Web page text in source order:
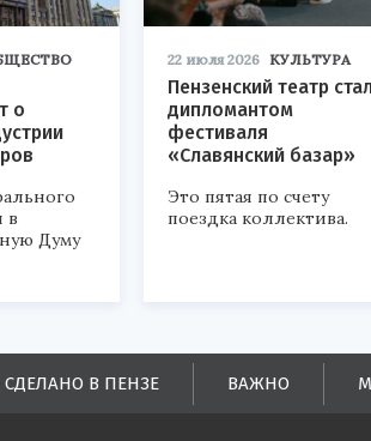
о
в
Думу
22 июля 2026 КУЛЬТУРА
Пензенский театр
дипломантом
фестиваля
«Славянский базар»
Это пятая по счету
поездка коллектива.
СДЕЛАНО В ПЕНЗЕ ВАЖНО